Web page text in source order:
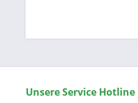
Unsere Service Hotline